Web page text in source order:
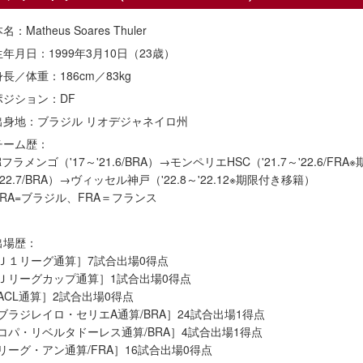
名：Matheus Soares Thuler
月日：1999年3月10日（23歳）
長／体重：186cm／83kg
ジション：DF
身地：ブラジル リオデジャネイロ州
ム歴：
ラメンゴ（'17～'21.6/BRA）→モンペリエHSC（'21.7～'22.6/
'22.7/BRA）→ヴィッセル神戸（'22.8～'22.12※期限付き移籍）
ブラジル、FRA＝フランス
歴：
Ｊ１リーグ通算］7試合出場0得点
Ｊリーグカップ通算］1試合出場0得点
ACL通算］2試合出場0得点
ブラジレイロ・セリエA通算/BRA］24試合出場1得点
コパ・リベルタドーレス通算/BRA］4試合出場1得点
リーグ・アン通算/FRA］16試合出場0得点